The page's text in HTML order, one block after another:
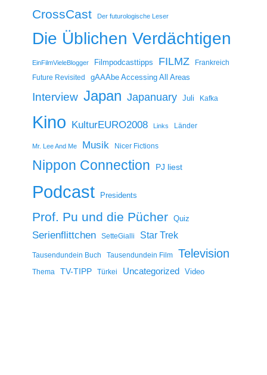
CrossCast Der futurologische Leser
Die Üblichen Verdächtigen
EinFilmVieleBlogger Filmpodcasttipps FILMZ
Frankreich
Future Revisited
gAAAbe Accessing All Areas
Interview Japan Japanuary Juli Kafka
Kino KulturEURO2008 Links Länder
Mr. Lee And Me Musik Nicer Fictions
Nippon Connection PJ liest
Podcast Presidents
Prof. Pu und die Pücher Quiz
Serienflittchen SetteGialli Star Trek
Tausendundein Buch Tausendundein Film Television
Thema TV-TIPP Türkei Uncategorized Video